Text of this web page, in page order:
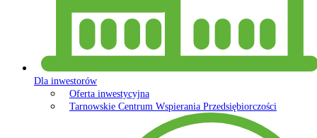
Dla inwestorów
Oferta inwestycyjna
Tarnowskie Centrum Wspierania Przedsiębiorczości